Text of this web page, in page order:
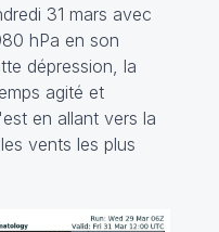
31 mars avec
hPa en son
dépression, la
agité et
en allant vers la
vents les plus